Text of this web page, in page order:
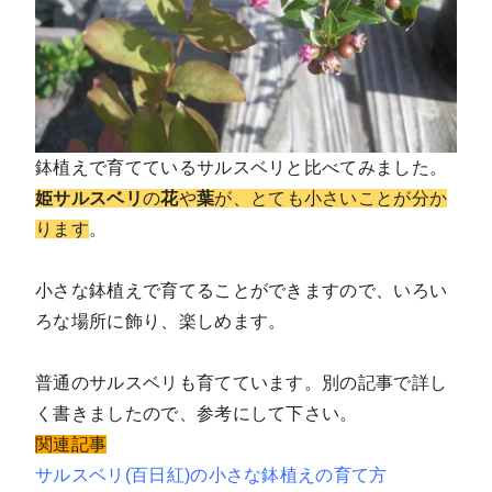
鉢植えで育てているサルスベリと比べてみました。
姫サルスベリの花や葉が、とても小さいことが分か
ります。
小さな鉢植えで育てることができますので、いろい
ろな場所に飾り、楽しめます。
普通のサルスベリも育てています。別の記事で詳し
く書きましたので、参考にして下さい。
関連記事
サルスベリ(百日紅)の小さな鉢植えの育て方